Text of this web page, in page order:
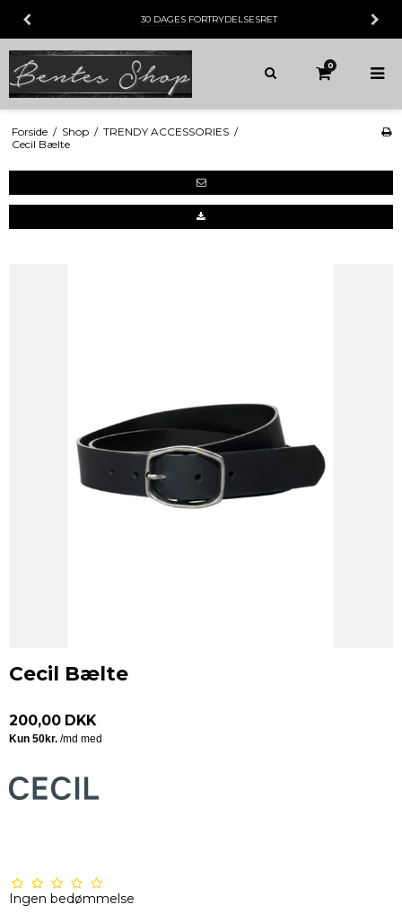
30 DAGES FORTRYDELSESRET
0
Forside / Shop / TRENDY ACCESSORIES /
Cecil Bælte
Cecil Bælte
200,00 DKK
Ingen bedømmelse